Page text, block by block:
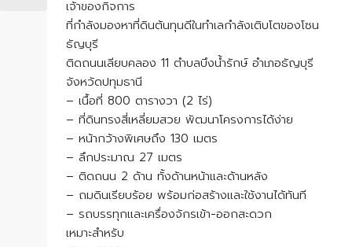
เจ้าของกิจการ
ที่กำลังมองหาที่ดินต้นทุนดีในทำเลกำลังเติบโตของโซน
ธัญบุรี
ติดถนนเลียบคลอง 11 ตำบลบึงน้ำรักษ์ อำเภอธัญบุรี
จังหวัดปทุมธานี
– เนื้อที่ 800 ตารางวา (2 ไร่)
– ที่ดินทรงสี่เหลี่ยมสวย พัฒนาโครงการได้ง่าย
– หน้ากว้างพิเศษถึง 130 เมตร
– ลึกประมาณ 27 เมตร
– ติดถนน 2 ด้าน ทั้งด้านหน้าและด้านหลัง
– ถมดินเรียบร้อย พร้อมก่อสร้างและใช้งานได้ทันที
– รถบรรทุกและเครื่องจักรเข้า-ออกสะดวก
เหมาะสำหรับ